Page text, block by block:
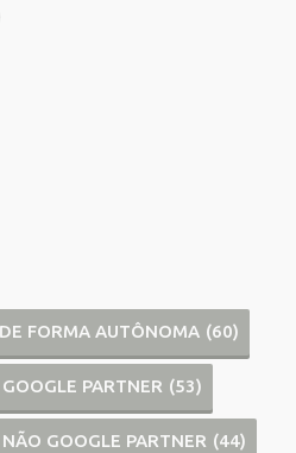
FORMA AUTÔNOMA (60)
PARTNER (53)
GOOGLE PARTNER (44)